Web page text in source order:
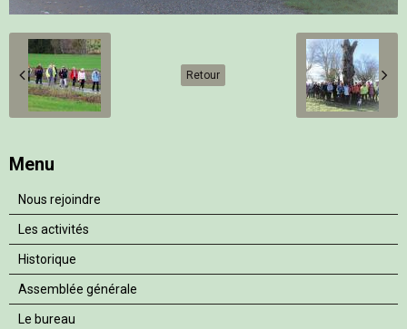
Retour
Menu
Nous rejoindre
Les activités
Historique
Assemblée générale
Le bureau